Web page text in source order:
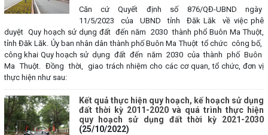
Căn cứ Quyết định số 876/QĐ-UBND ngày
11/5/2023 của UBND tỉnh Đăk Lăk về việc phê
duyệt Quy hoạch sử dụng đất đến năm 2030 thành phổ Buôn Ma Thuột,
tỉnh Đăk Lăk. Ủy ban nhân dân thành phố Buôn Ma Thuột tổ chức công bố,
công khai Quy hoạch sử dụng đất đến năm 2030 của thành phố Buôn
Ma Thuột. Đồng thời, giao trách nhiệm cho các cơ quan, tổ chức, đơn vị
thực hiện như sau:
Kết quả thực hiện quy hoạch, kế hoạch sử dụng
đất thời kỳ 2011-2020 và quá trình thực hiện
quy hoạch sử dụng đất thời kỳ 2021-2030
(25/10/2022)